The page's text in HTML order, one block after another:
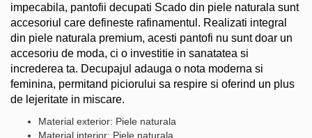
impecabila, pantofii decupati Scado din piele naturala sunt
accesoriul care defineste rafinamentul. Realizati integral
din piele naturala premium, acesti pantofi nu sunt doar un
accesoriu de moda, ci o investitie in sanatatea si
increderea ta. Decupajul adauga o nota moderna si
feminina, permitand piciorului sa respire si oferind un plus
de lejeritate in miscare.
Material exterior: Piele naturala
Material interior: Piele naturala